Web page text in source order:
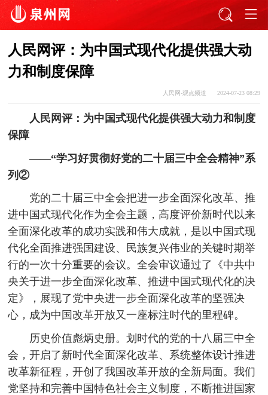
人民网评：为中国式现代化提供强大动
力和制度保障
人民网-观点频道 2024-07-23 08:29
人民网评：为中国式现代化提供强大动力和制度
保障
——“学习好贯彻好党的二十届三中全会精神”系
列②
党的二十届三中全会把进一步全面深化改革、推
进中国式现代化作为全会主题，高度评价新时代以来
全面深化改革的成功实践和伟大成就，是以中国式现
代化全面推进强国建设、民族复兴伟业的关键时期举
行的一次十分重要的会议。全会审议通过了《中共中
央关于进一步全面深化改革、推进中国式现代化的决
定》，展现了党中央进一步全面深化改革的坚强决
心，成为中国改革开放又一座标注时代的里程碑。
历史价值彪炳史册。划时代的党的十八届三中全
会，开启了新时代全面深化改革、系统整体设计推进
改革新征程，开创了我国改革开放的全新局面。我们
党坚持和完善中国特色社会主义制度，不断推进国家